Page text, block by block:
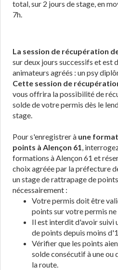
total, sur 2 jours de stage, en
7h.
La session de récupération
sur deux jours successifs et est
animateurs agréés : un psy
Cette session de
vous offrira la possibilité de
solde de votre permis dès le
stage.
Pour s'enregistrer à une
points à Alençon 61,
formations à Alençon 61 et
choix agréée par la préfecture
un stage de rattrapage de
nécessairement :
Votre permis doit être
points sur votre permis
Il est interdit d'avoir suivi
de points depuis moins
Vérifier que les points
solde consécutif à une ou
la route.